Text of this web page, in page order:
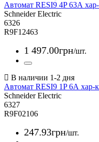
Автомат RESI9 4P 63А
Schneider Electric
6326
R9F12463
1 497.00грн/шт.
Автомат RESI9 1P 6А хар-
Schneider Electric
6327
R9F02106
247.93грн/шт.